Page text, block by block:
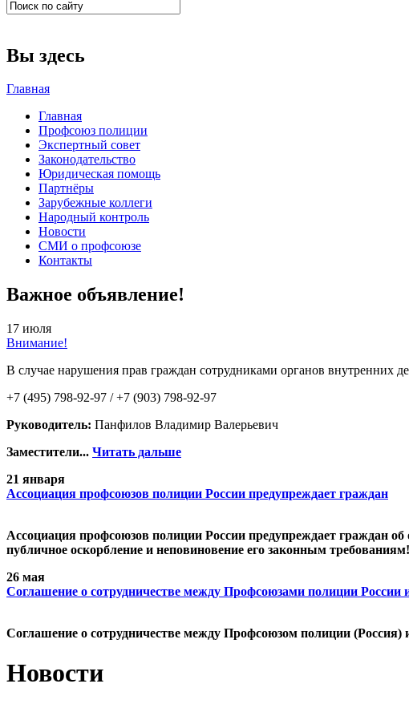
Вы здесь
Главная
Главная
Профсоюз полиции
Экспертный совет
Законодательство
Юридическая помощь
Партнёры
Зарубежные коллеги
Народный контроль
Новости
СМИ о профсоюзе
Контакты
Важное объявление!
17 июля
Внимание!
В случае нарушения прав граждан сотрудниками органов внутренних
+7 (495) 798-92-97 / +7 (903) 798-92-97
Руководитель: Панфилов Владимир Валерьевич
Заместители... Читать дальше
21 января
Ассоциация профсоюзов полиции России предупреждает граждан
Ассоциация профсоюзов полиции России предупреждает граждан
публичное оскорбление и неповиновение его законным требованиям!
26 мая
Cоглашение о сотрудничестве между Профсоюзами полиции России
Cоглашение о сотрудничестве между Профсоюзом полиции
Новости